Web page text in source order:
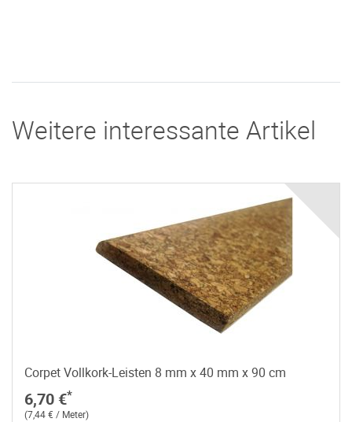
Weitere interessante Artikel
Corpet Vollkork-Leisten 8 mm x 40 mm x 90 cm
6,70 €*
(7,44 € / Meter)